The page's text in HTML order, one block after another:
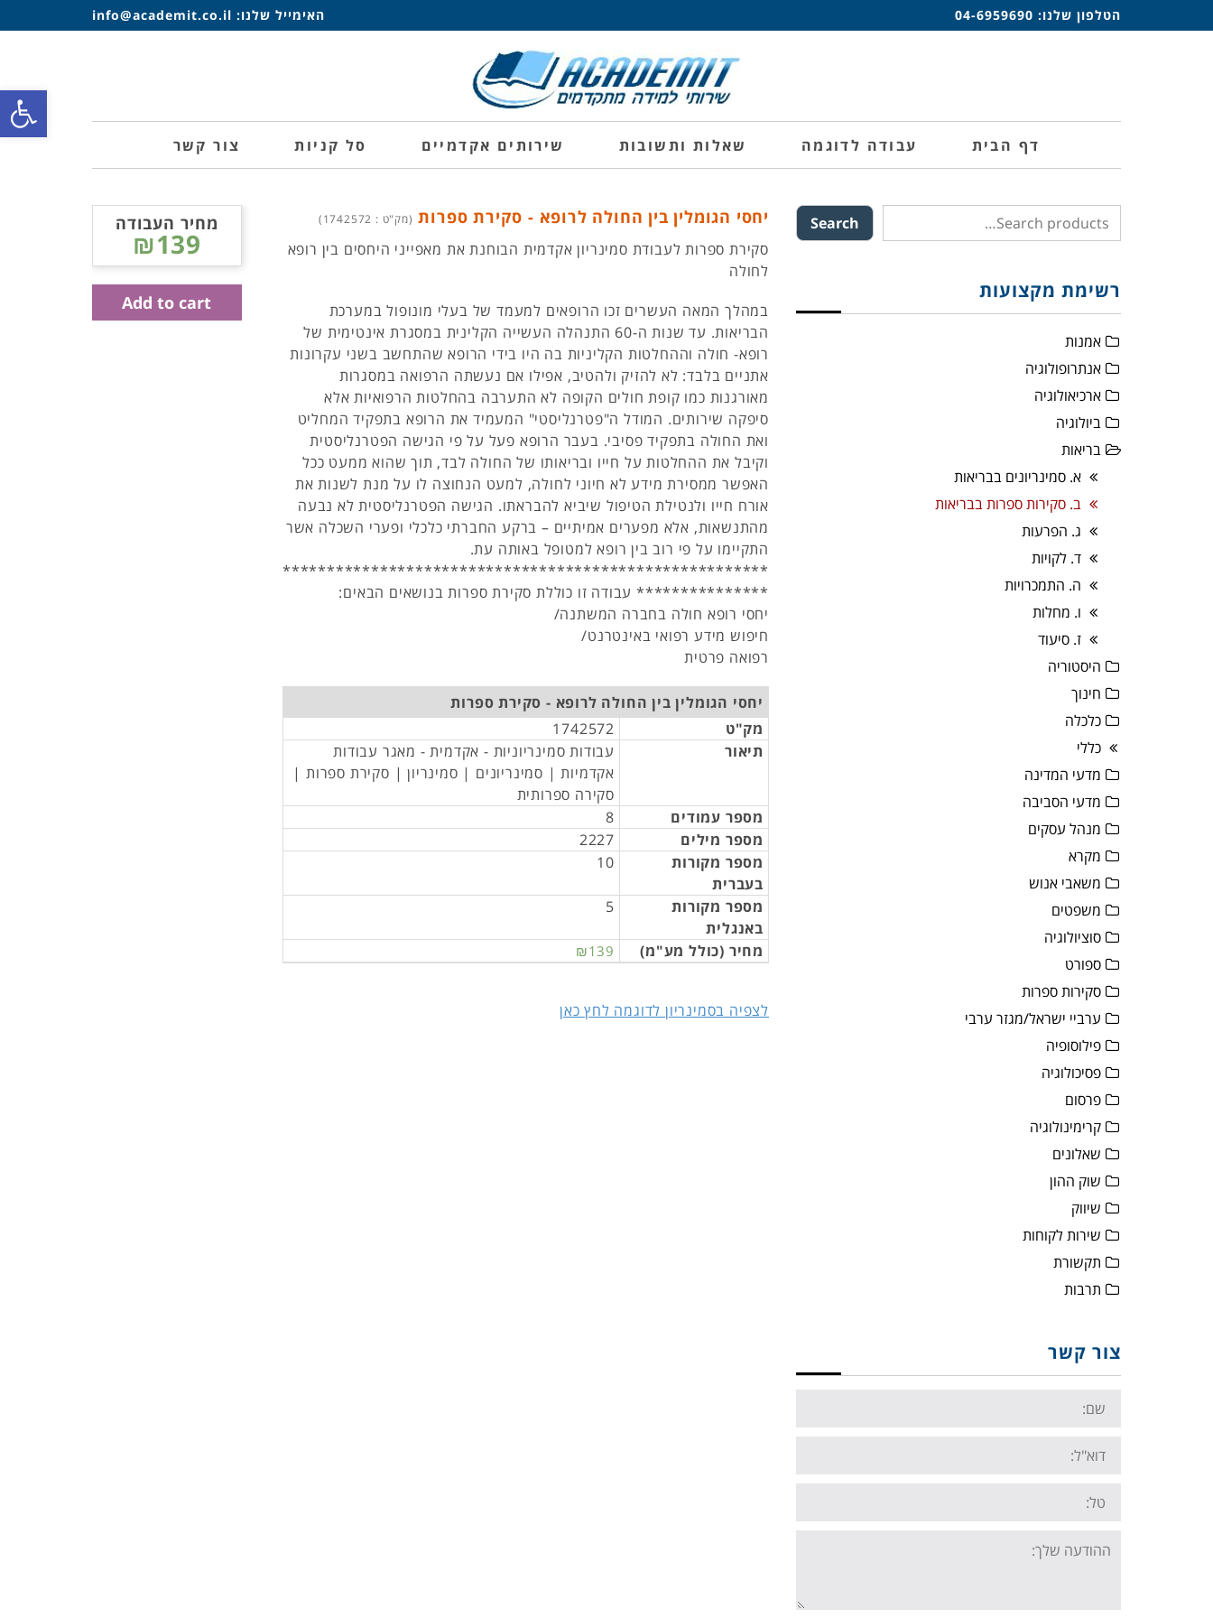
הטלפון שלנו: 04-6959690 האימייל שלנו: info@academit.co.il
דף הבית עבודה לדוגמה שאלות ותשובות שירותים אקדמיים סל קניות צור קשר
יחסי הגומלין בין החולה לרופא - סקירת ספרות (מק"ט : 1742572)
סקירת ספרות לעבודת סמינריון אקדמית הבוחנת את מאפייני היחסים בין רופא
לחולה
במהלך המאה העשרים זכו הרופאים למעמד של בעלי מונופול במערכת
הבריאות. עד שנות ה-60 התנהלה העשייה הקלינית במסגרת אינטימית של
רופא- חולה וההחלטות הקליניות בה היו בידי הרופא שהתחשב בשני עקרונות
אתניים בלבד: לא להזיק ולהטיב, אפילו אם נעשתה הרפואה במסגרות
מאורגנות כמו קופת חולים הקופה לא התערבה בהחלטות הרפואיות אלא
סיפקה שירותים. המודל ה"פטרנליסטי" המעמיד את הרופא בתפקיד המחליט
ואת החולה בתפקיד פסיבי. בעבר הרופא פעל על פי הגישה הפטרנליסטית
וקיבל את ההחלטות על חייו ובריאותו של החולה לבד, תוך שהוא ממעט ככל
האפשר ממסירת מידע לא חיוני לחולה, למעט הנחוצה לו על מנת לשנות את
אורח חייו ולנטילת הטיפול שיביא להבראתו. הגישה הפטרנליסטית לא נבעה
מהתנשאות, אלא מפערים אמיתיים – ברקע החברתי כלכלי ופערי השכלה אשר
התקיימו על פי רוב בין רופא למטופל באותה עת.
*******************************************************
*************** עבודה זו כוללת סקירת ספרות בנושאים הבאים:
יחסי רופא חולה בחברה המשתנה/
חיפוש מידע רפואי באינטרנט/
רפואה פרטית
יחסי הגומלין בין החולה לרופא - סקירת ספרות
מק"ט
1742572
תיאור
עבודות סמינריוניות - אקדמית - מאגר עבודות
אקדמיות | סמינריונים | סמינריון | סקירת ספרות |
סקירה ספרותית
מספר עמודים
8
מספר מילים
2227
מספר מקורות
בעברית
10
מספר מקורות
באנגלית
5
מחיר (כולל מע"מ) ₪139
לצפיה בסמינריון לדוגמה לחץ כאן
מחיר העבודה
₪139
Add to cart
Search
רשימת מקצועות
אמנות
אנתרופולוגיה
ארכיאולוגיה
ביולוגיה
בריאות
א. סמינריונים בבריאות
ב. סקירות ספרות בבריאות
ג. הפרעות
ד. לקויות
ה. התמכרויות
ו. מחלות
ז. סיעוד
היסטוריה
חינוך
כלכלה
כללי
מדעי המדינה
מדעי הסביבה
מנהל עסקים
מקרא
משאבי אנוש
משפטים
סוציולוגיה
ספורט
סקירות ספרות
ערביי ישראל/מגזר ערבי
פילוסופיה
פסיכולוגיה
פרסום
קרימינולוגיה
שאלונים
שוק ההון
שיווק
שירות לקוחות
תקשורת
תרבות
צור קשר
Name:
Email:
Tel:
Your
message:
פתח